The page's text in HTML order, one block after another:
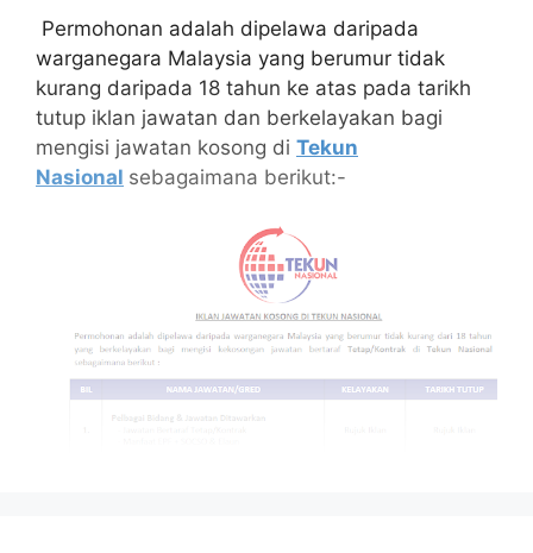
Permohonan adalah dipelawa daripada
warganegara Malaysia yang berumur tidak
kurang daripada 18 tahun ke atas pada tarikh
tutup iklan jawatan dan berkelayakan bagi
mengisi jawatan kosong di Tekun
Nasional sebagaimana berikut:-